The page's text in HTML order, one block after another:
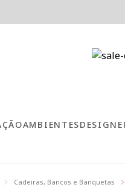
AMBIENTES
Cadeiras, Bancos e Banquetas